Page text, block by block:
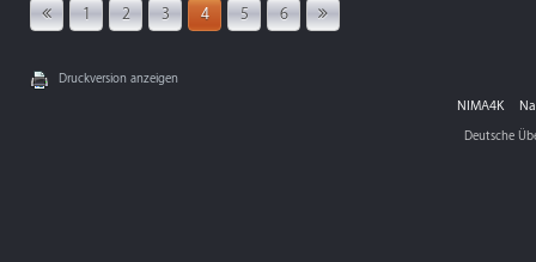
1 2 3 4 5 6
Druckversion anzeigen
NIMA4K
Deutsche